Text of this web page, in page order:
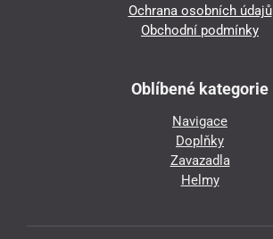
Ochrana osobních údajů
Obchodní podmínky
Oblíbené kategorie
Navigace
Doplňky
Zavazadla
Helmy